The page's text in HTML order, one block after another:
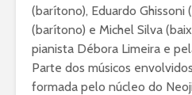
(barítono), Eduardo
(barítono) e Michel Silva
pianista Débora Limeira e
Parte dos músicos
formada pelo núcleo do